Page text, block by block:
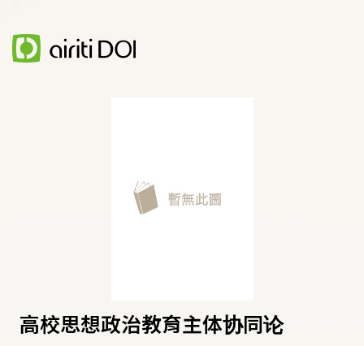
高校思想政治教育主体协同论